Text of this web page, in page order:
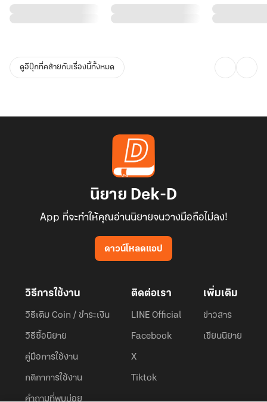
ดูอีบุ๊กที่คล้ายกับเรื่องนี้ทั้งหมด
นิยาย Dek-D
App ที่จะทำให้คุณอ่านนิยายจนวางมือถือไม่ลง!
ดาวน์โหลดแอป
วิธีการใช้งาน
วิธีเติม Coin / ชำระเงิน
วิธีซื้อนิยาย
คู่มือการใช้งาน
กติกาการใช้งาน
คำถามที่พบบ่อย
ติดต่อเรา
LINE Official
Facebook
X
Tiktok
เพิ่มเติม
ข่าวสาร
เขียนนิยาย